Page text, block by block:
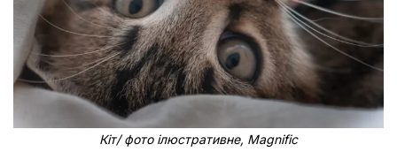
Кіт/ фото ілюстративне, Magnific